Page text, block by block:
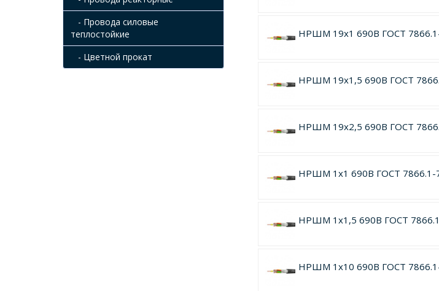
- Провода силовые
теплостойкие
- Цветной прокат
НРШМ 19х1 690В ГОСТ
НРШМ 19х1,5 690В ГОСТ
НРШМ 19х2,5 690В ГОСТ
НРШМ 1х1 690В ГОСТ 7866.1-
НРШМ 1х1,5 690В ГОСТ
НРШМ 1х10 690В ГОСТ